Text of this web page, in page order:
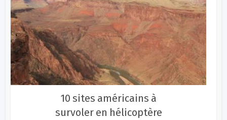
10 sites américains à
survoler en hélicoptère